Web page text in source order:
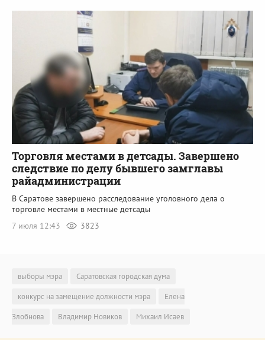
Торговля местами в детсады. Завершено
следствие по делу бывшего замглавы
райадминистрации
В Саратове завершено расследование уголовного дела о
торговле местами в местные детсады
7 июля 12:43
3823
выборы мэра
Саратовская городская дума
конкурс на замещение должности мэра
Елена
Злобнова
Владимир Новиков Михаил Исаев